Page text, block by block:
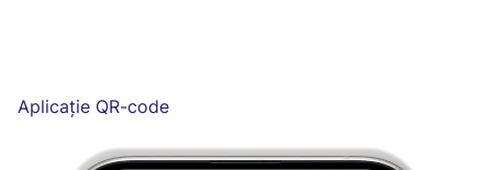
Aplicație QR-code